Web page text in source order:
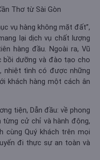
Thơ từ Sài Gòn
vụ hàng không mặt đất”,
lại dịch vụ chất lượng
hàng đầu. Ngoài ra, Vũ
bồi dưỡng và đào tạo cho
nhiệt tình có được những
khách hàng một cách ân
tiện, Dẫn đầu: về phong
từng cử chỉ và hành động,
cùng Quý khách trên mọi
đi thực sự an toàn và